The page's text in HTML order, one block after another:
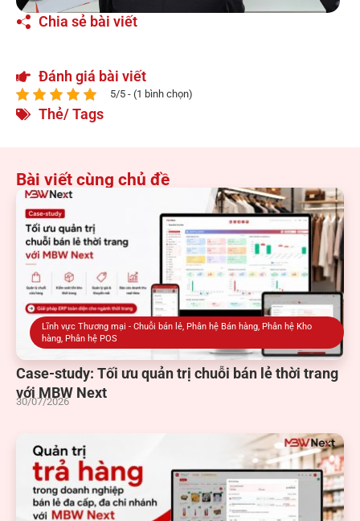
Chia sẻ bài viết
Đánh giá bài viết
5/5 - (1 bình chọn)
Thẻ/ Tags
Bài viết cùng chủ đề
Lĩnh vực Thương mại - Chuỗi bán lẻ, Phân hệ Bán hàng, Phân hệ Kho
hàng, Phân hệ POS
Case-study: Tối ưu quản trị chuỗi bán lẻ thời trang
với MBW Next
30/07/2026